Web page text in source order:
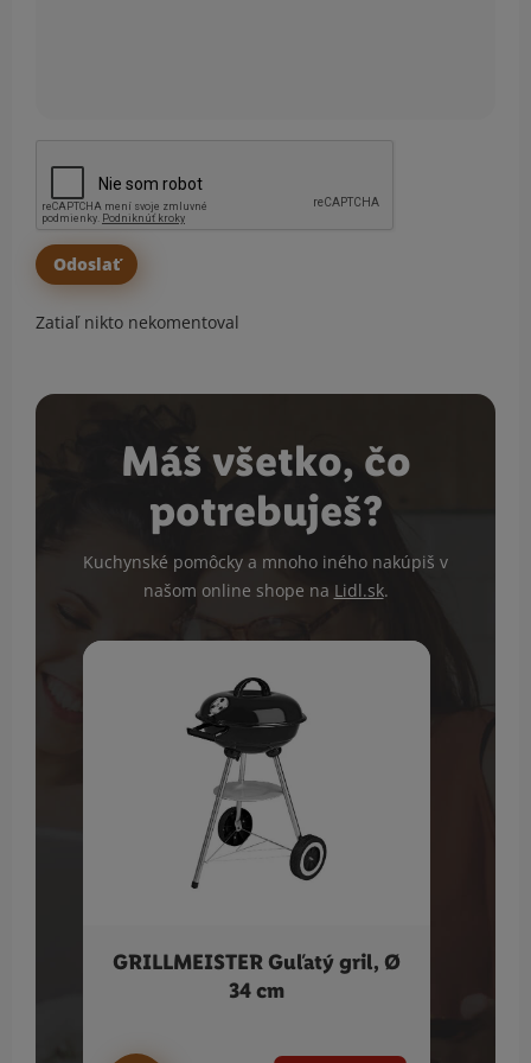
Zatiaľ nikto nekomentoval
Máš všetko, čo
potrebuješ?
Kuchynské pomôcky a mnoho iného nakúpiš v
našom online shope na Lidl.sk.
GRILLMEISTER Guľatý gril, Ø
34 cm